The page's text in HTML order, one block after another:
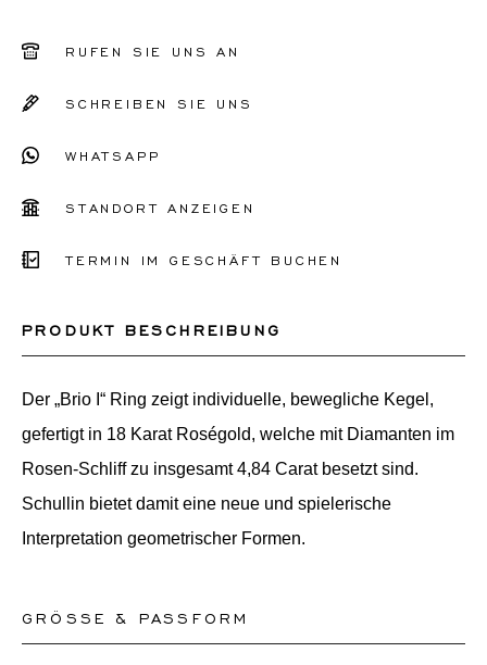
54
55
RUFEN SIE UNS AN
SCHREIBEN SIE UNS
WHATSAPP
STANDORT ANZEIGEN
TERMIN IM GESCHÄFT BUCHEN
PRODUKT BESCHREIBUNG
Der „Brio I“ Ring zeigt individuelle, bewegliche Kegel,
gefertigt in 18 Karat Roségold, welche mit Diamanten im
Rosen-Schliff zu insgesamt 4,84 Carat besetzt sind.
Schullin bietet damit eine neue und spielerische
Interpretation geometrischer Formen.
GRÖSSE & PASSFORM